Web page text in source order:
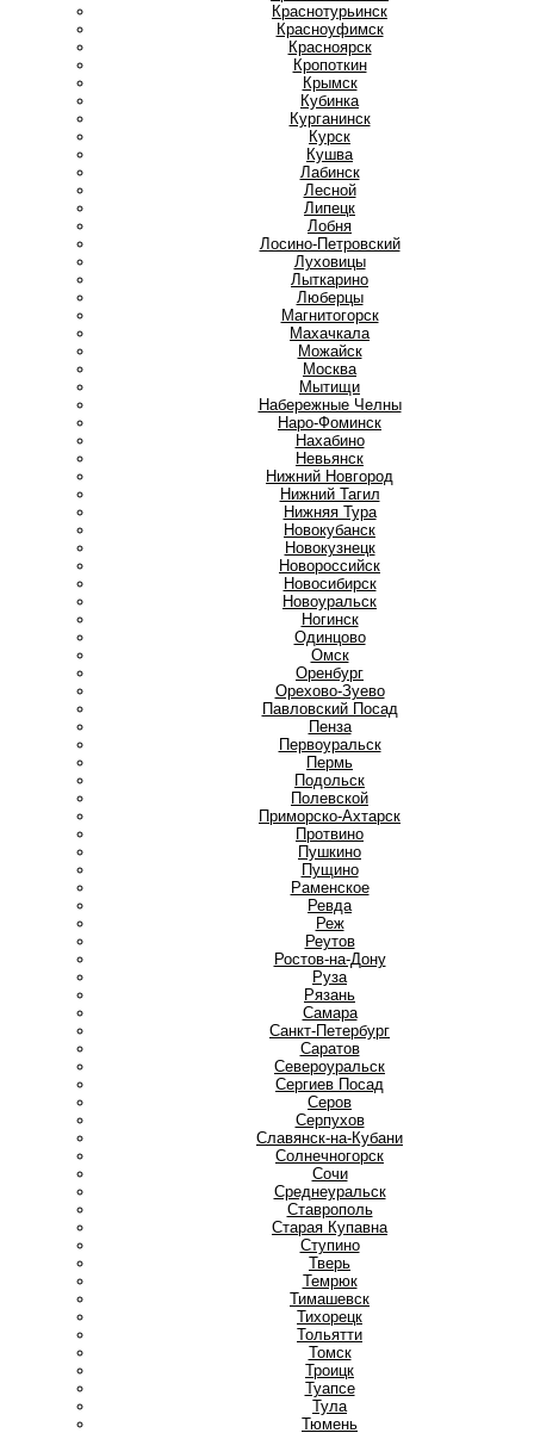
Краснотурьинск
Красноуфимск
Красноярск
Кропоткин
Крымск
Кубинка
Курганинск
Курск
Кушва
Лабинск
Лесной
Липецк
Лобня
Лосино-Петровский
Луховицы
Лыткарино
Люберцы
Магнитогорск
Махачкала
Можайск
Москва
Мытищи
Набережные Челны
Наро-Фоминск
Нахабино
Невьянск
Нижний Новгород
Нижний Тагил
Нижняя Тура
Новокубанск
Новокузнецк
Новороссийск
Новосибирск
Новоуральск
Ногинск
Одинцово
Омск
Оренбург
Орехово-Зуево
Павловский Посад
Пенза
Первоуральск
Пермь
Подольск
Полевской
Приморско-Ахтарск
Протвино
Пушкино
Пущино
Раменское
Ревда
Реж
Реутов
Ростов-на-Дону
Руза
Рязань
Самара
Санкт-Петербург
Саратов
Североуральск
Сергиев Посад
Серов
Серпухов
Славянск-на-Кубани
Солнечногорск
Сочи
Среднеуральск
Ставрополь
Старая Купавна
Ступино
Тверь
Темрюк
Тимашевск
Тихорецк
Тольятти
Томск
Троицк
Туапсе
Тула
Тюмень